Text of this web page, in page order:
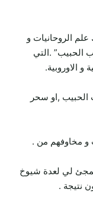
الروحانيات و
الحبيب” .التي
و الاوروبية.
الحبيب ,او سحر
و مخاوفهم من .
لي لعدة شيوخ
نتيجة .